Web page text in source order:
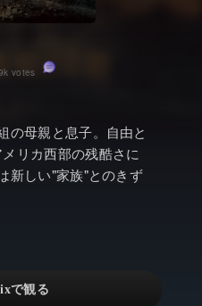
アジアTV番組・ドラマ
アジア映画
ドキュメンタリー
オリジナル作品
その他の国のTV番組
品情報
へ
高い評価の海外作品
の母親と息子。自由と
リカ西部の残酷さに
新しい"家族"とのきず
votes